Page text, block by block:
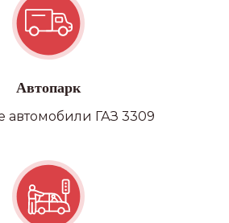
Автопарк
автомобили ГАЗ 3309